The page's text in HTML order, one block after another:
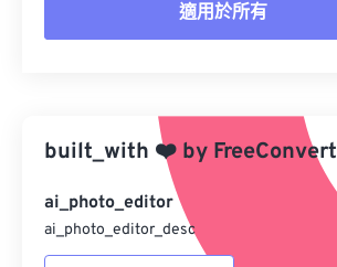
適用於所有
另存為預設
built_with ❤️ by FreeConvert
ai_photo_editor
ai_photo_editor_desc